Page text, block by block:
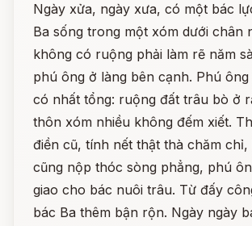
Ngày xửa, ngày xưa, có một bác
Ba sống trong một xóm dưới chân
không có ruộng phải làm rẽ năm
phú ông ở làng bên cạnh. Phú ông
có nhất tổng: ruộng đất trâu bò ở
thôn xóm nhiều không đếm xiết.
điền cũ, tính nết thật thà chăm chỉ,
cũng nộp thóc sòng phẳng, phú
giao cho bác nuôi trâu. Từ đấy
bác Ba thêm bận rộn. Ngày ngày